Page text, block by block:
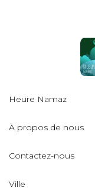
Heure Namaz
À propos de nous
Contactez-nous
Ville